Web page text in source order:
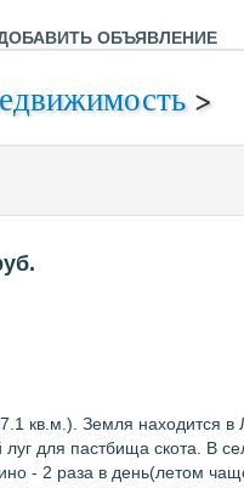
ОБЪЯВЛЕНИЕ
>
кв.м.). Земля находится
пастбища скота. В
- 2 раза в